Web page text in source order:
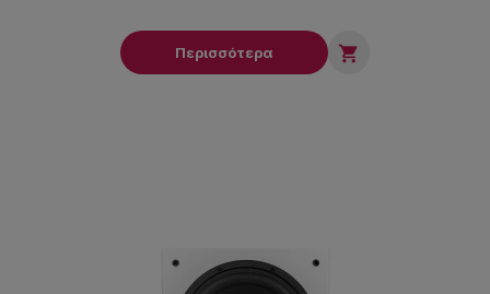
Περισσότερα 